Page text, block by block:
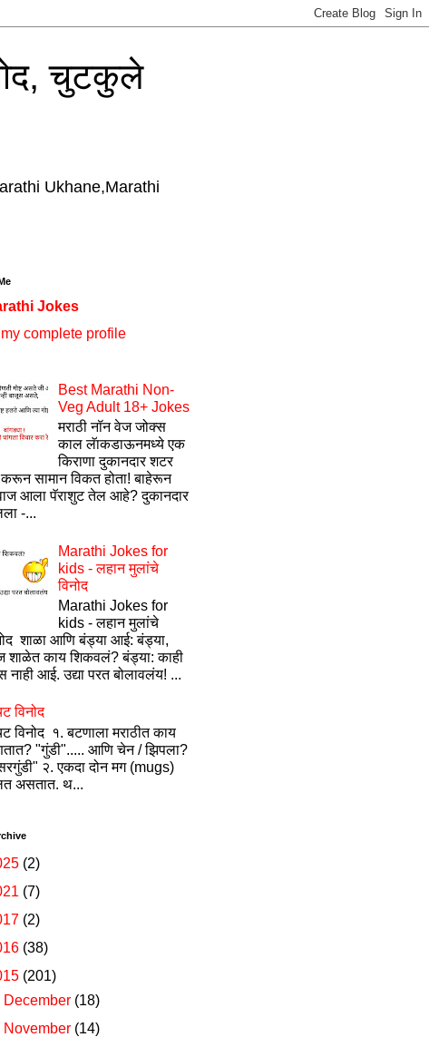
चुटकुले
Ukhane,Marathi
Jokes
complete profile
Best Marathi Non-
Veg Adult 18+ Jokes
मराठी नॉन वेज जोक्स
काल लॅाकडाऊनमध्ये एक
किराणा दुकानदार शटर
सामान विकत होता! बाहेरून
आला पॅराशुट तेल आहे? दुकानदार
-...
Marathi Jokes for
kids - लहान मुलांचे
विनोद
Marathi Jokes for
kids - लहान मुलांचे
शाळा आणि बंड्या आई: बंड्या,
काय शिकवलं? बंड्या: काही
नाही आई. उद्या परत बोलावलंय! ...
विनोद
विनोद १. बटणाला मराठीत काय
"गुंडी"..... आणि चेन / झिपला?
२. एकदा दोन मग (mugs)
असतात. थ...
(2)
(7)
(2)
(38)
(201)
December (18)
November (14)